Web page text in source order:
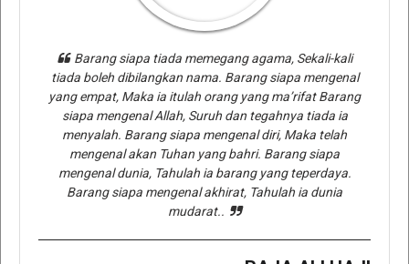
Barang siapa tiada memegang agama, Sekali-kali
tiada boleh dibilangkan nama. Barang siapa mengenal
yang empat, Maka ia itulah orang yang ma’rifat Barang
siapa mengenal Allah, Suruh dan tegahnya tiada ia
menyalah. Barang siapa mengenal diri, Maka telah
mengenal akan Tuhan yang bahri. Barang siapa
mengenal dunia, Tahulah ia barang yang teperdaya.
Barang siapa mengenal akhirat, Tahulah ia dunia
mudarat..